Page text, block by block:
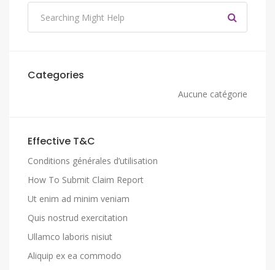
Categories
Aucune catégorie
Effective T&C
Conditions générales d’utilisation
How To Submit Claim Report
Ut enim ad minim veniam
Quis nostrud exercitation
Ullamco laboris nisiut
Aliquip ex ea commodo